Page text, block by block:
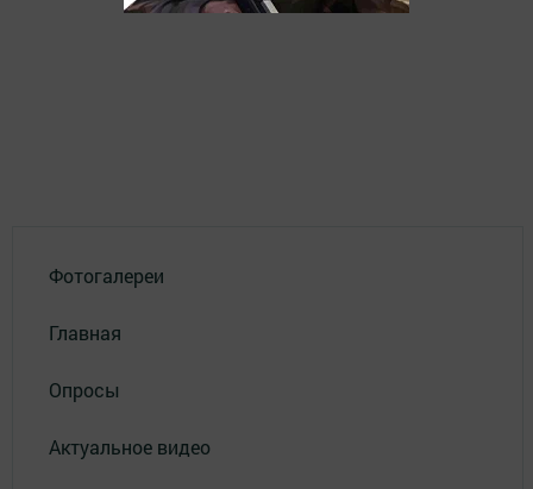
Фотогалереи
Главная
Опросы
Актуальное видео